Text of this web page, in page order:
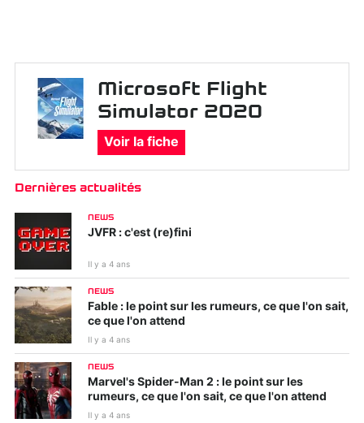
Microsoft Flight
Simulator 2020
Voir la fiche
Dernières actualités
NEWS
JVFR : c'est (re)fini
Il y a 4 ans
NEWS
Fable : le point sur les rumeurs, ce que l'on sait,
ce que l'on attend
Il y a 4 ans
NEWS
Marvel's Spider-Man 2 : le point sur les
rumeurs, ce que l'on sait, ce que l'on attend
Il y a 4 ans